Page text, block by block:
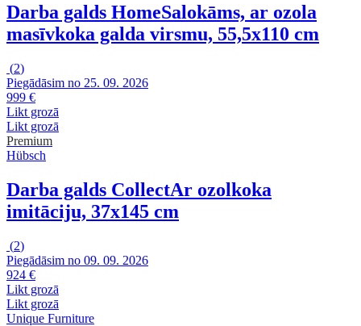
Darba galds HomeSalokāms, ar ozola
masīvkoka galda virsmu, 55,5x110 cm
(2)
Piegādāsim no 25. 09. 2026
999 €
Likt grozā
Likt grozā
Premium
Hübsch
Darba galds CollectAr ozolkoka
imitāciju, 37x145 cm
(2)
Piegādāsim no 09. 09. 2026
924 €
Likt grozā
Likt grozā
Unique Furniture